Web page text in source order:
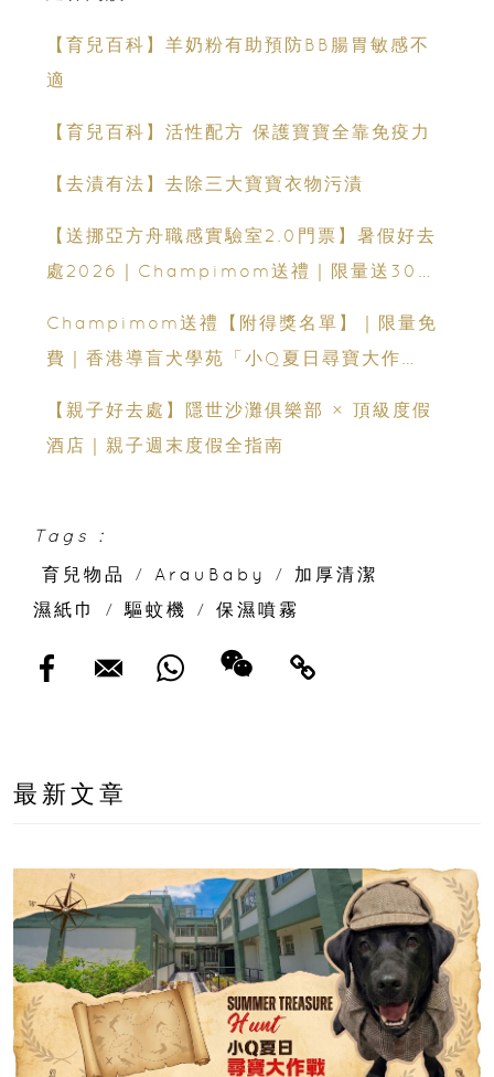
【育兒百科】羊奶粉有助預防BB腸胃敏感不
適
【育兒百科】活性配方 保護寶寶全靠免疫力
【去漬有法】去除三大寶寶衣物污漬
【送挪亞方舟職感實驗室2.0門票】暑假好去
處2026｜Champimom送禮｜限量送30套
Champimom送禮【附得獎名單】｜限量免
費｜香港導盲犬學苑「小Q夏日尋寶大作
【親子好去處】隱世沙灘俱樂部 × 頂級度假
酒店｜親子週末度假全指南
Tags :
育兒物品
/ ArauBaby /
加厚清潔
濕紙巾
/ 驅蚊機 / 保濕噴霧
最新文章